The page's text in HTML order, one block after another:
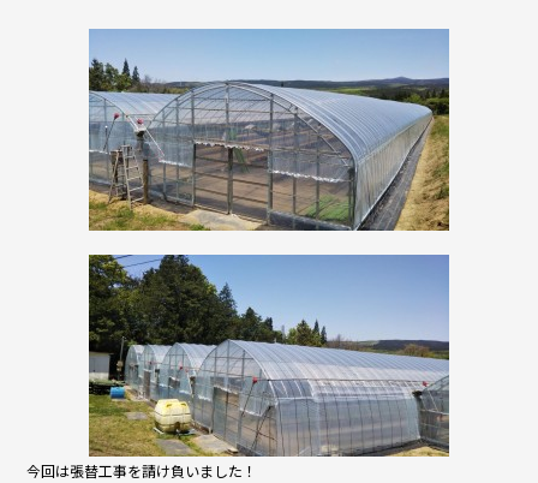
c
e
b
o
o
k
itt
er
e
今回は張替工事を請け負いました！